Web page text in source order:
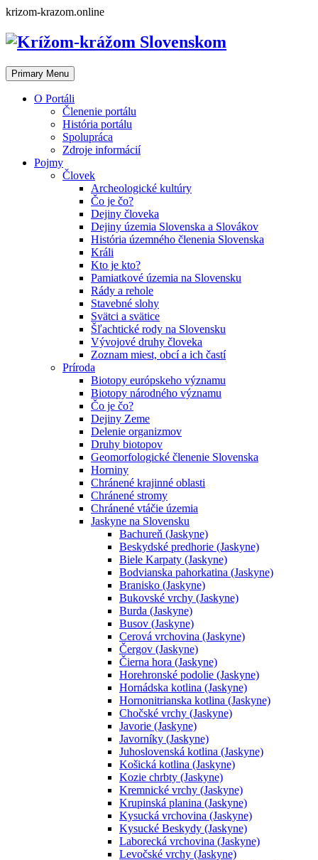
Skip
content
krizom-krazom.online
Primary Menu
O Portáli
Členenie portálu
História portálu
Spolupráca
Zdroje informácií
Pojmy
Človek
Archeologické kultúry
Čo je čo?
Dejiny človeka
Dejiny územia Slovenska a Slovákov
História územného členenia Slovenska
Králi
Kto je kto?
Pamiatkové územia na Slovensku
Rády a rehole
Stavebné slohy
Svätci a svätice
Šľachtické rody na Slovensku
Vývojové druhy človeka
Zoznam miest, obcí a ich častí
Príroda
Biotopy európskeho významu
Biotopy národného významu
Čo je čo?
Dejiny Zeme
Delenie organizmov
Druhy biotopov
Geomorfologické členenie Slovenska
Horniny
Chránené krajinné oblasti
Chránené stromy
Chránené vtáčie územia
Jaskyne na Slovensku
Bachureň (Jaskyne)
Beskydské predhorie (Jaskyne)
Biele Karpaty (Jaskyne)
Bodvianska pahorkatina (Jaskyne)
Branisko (Jaskyne)
Bukovské vrchy (Jaskyne)
Burda (Jaskyne)
Busov (Jaskyne)
Cerová vrchovina (Jaskyne)
Čergov (Jaskyne)
Čierna hora (Jaskyne)
Horehronské podolie (Jaskyne)
Hornádska kotlina (Jaskyne)
Hornonitrianska kotlina (Jaskyne)
Chočské vrchy (Jaskyne)
Javorie (Jaskyne)
Javorníky (Jaskyne)
Juhoslovenská kotlina (Jaskyne)
Košická kotlina (Jaskyne)
Kozie chrbty (Jaskyne)
Kremnické vrchy (Jaskyne)
Krupinská planina (Jaskyne)
Kysucká vrchovina (Jaskyne)
Kysucké Beskydy (Jaskyne)
Laborecká vrchovina (Jaskyne)
Levočské vrchy (Jaskyne)